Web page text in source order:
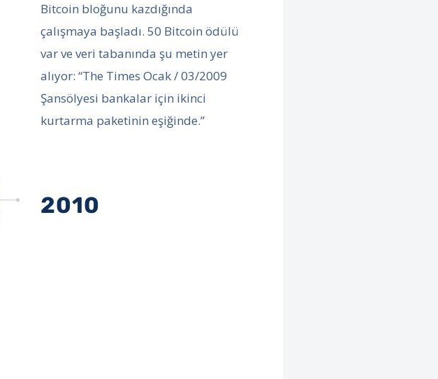
Bitcoin bloğunu kazdığında
çalışmaya başladı. 50 Bitcoin ödülü
var ve veri tabanında şu metin yer
alıyor: “The Times Ocak / 03/2009
Şansölyesi bankalar için ikinci
kurtarma paketinin eşiğinde.”
2010